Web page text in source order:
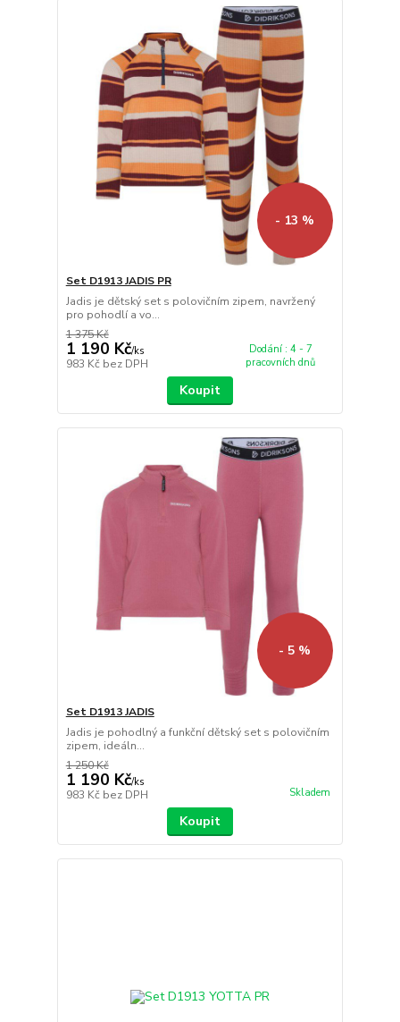
- 13 %
Set D1913 JADIS PR
Jadis je dětský set s polovičním zipem, navržený
pro pohodlí a vo...
1 375 Kč
1 190 Kč/ks
983 Kč bez DPH
Dodání : 4 - 7
pracovních dnů
Koupit
- 5 %
Set D1913 JADIS
Jadis je pohodlný a funkční dětský set s polovičním
zipem, ideáln...
1 250 Kč
1 190 Kč/ks
983 Kč bez DPH Skladem
Koupit